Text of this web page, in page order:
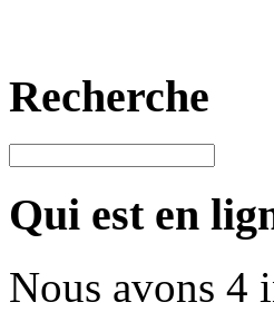
Recherche
Qui est en
Nous avons 4